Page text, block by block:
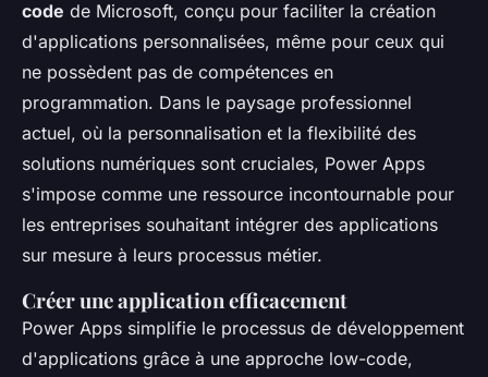
code de Microsoft, conçu pour faciliter la création
d'applications personnalisées, même pour ceux qui
ne possèdent pas de compétences en
programmation. Dans le paysage professionnel
actuel, où la personnalisation et la flexibilité des
solutions numériques sont cruciales, Power Apps
s'impose comme une ressource incontournable pour
les entreprises souhaitant intégrer des applications
sur mesure à leurs processus métier.
Créer une application efficacement
Power Apps simplifie le processus de développement
d'applications grâce à une approche low-code,